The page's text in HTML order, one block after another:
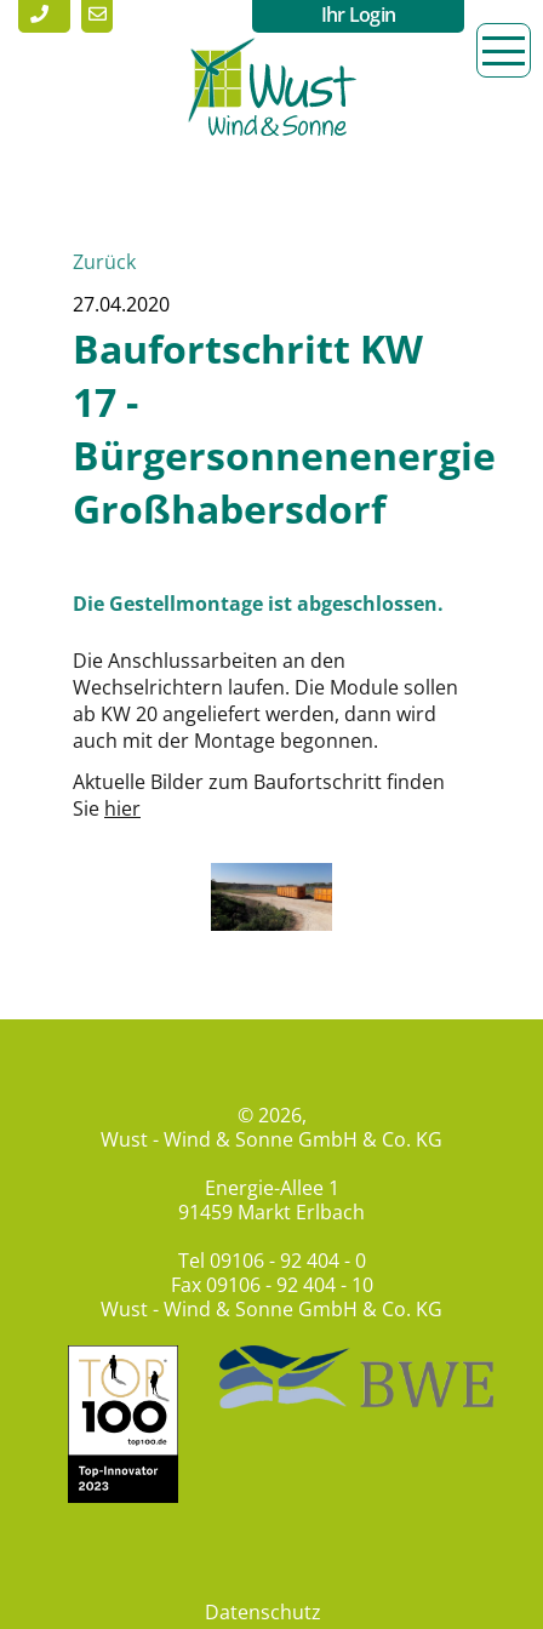
Ihr Login
Zurück
27.04.2020
Baufortschritt KW
17 -
Bürgersonnenenergie
Großhabersdorf
Die Gestellmontage ist abgeschlossen.
Die Anschlussarbeiten an den
Wechselrichtern laufen. Die Module sollen
ab KW 20 angeliefert werden, dann wird
auch mit der Montage begonnen.
Aktuelle Bilder zum Baufortschritt finden
Sie hier
© 2026,
Wust - Wind & Sonne GmbH & Co. KG
Energie-Allee 1
91459 Markt Erlbach
Tel 09106 - 92 404 - 0
Fax 09106 - 92 404 - 10
Wust - Wind & Sonne GmbH & Co. KG
Datenschutz